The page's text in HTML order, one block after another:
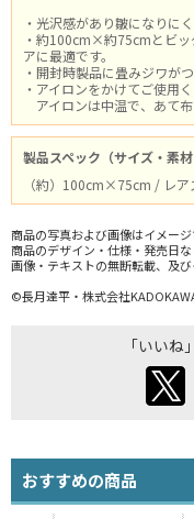
・光沢感があり皺になりに
・約100cm×約75cmとビッ
アに最適です。
・開封時製品に畳みジワがつ
・アイロンをかけてご使用く
アイロンは中温で、あて
製品スペック（サイズ・素材
（約）100cm×75cm / レア
商品の写真および画像はイメー
商品のデザイン・仕様・発売日
画像・テキストの無断転載、及
©長月達平・株式会社
「いい
おすすめの商品